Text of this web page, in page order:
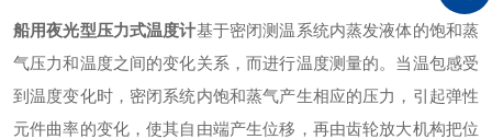
船用夜光型压力式温度计基于密闭测温系统内蒸发液体的饱和蒸
气压力和温度之间的变化关系，而进行温度测量的。当温包感受
到温度变化时，密闭系统内饱和蒸气产生相应的压力，引起弹性
元件曲率的变化，使其自由端产生位移，再由齿轮放大机构把位